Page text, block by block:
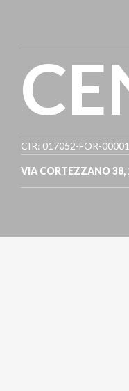
CIR: 017052-FOR-
VIA CORTEZZANO 38,